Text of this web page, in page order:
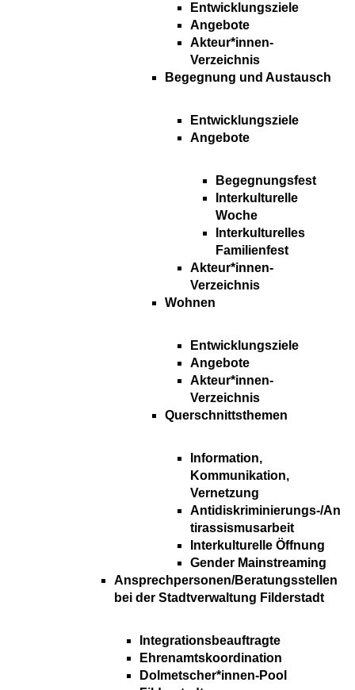
Entwicklungsziele
Angebote
Akteur*innen-
Verzeichnis
Begegnung und Austausch
Entwicklungsziele
Angebote
Begegnungsfest
Interkulturelle
Woche
Interkulturelles
Familienfest
Akteur*innen-
Verzeichnis
Wohnen
Entwicklungsziele
Angebote
Akteur*innen-
Verzeichnis
Querschnittsthemen
Information,
Kommunikation,
Vernetzung
Antidiskriminierungs-/An
tirassismusarbeit
Interkulturelle Öffnung
Gender Mainstreaming
Ansprechpersonen/Beratungsstellen
bei der Stadtverwaltung Filderstadt
Integrationsbeauftragte
Ehrenamtskoordination
Dolmetscher*innen-Pool